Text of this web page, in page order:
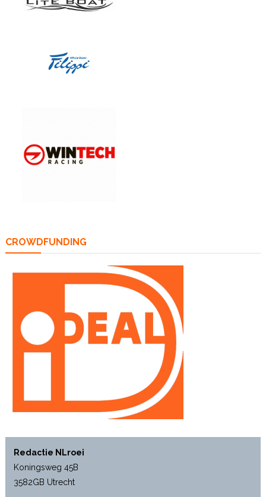
CROWDFUNDING
Redactie NLroei
Koningsweg 45B
3582GB Utrecht